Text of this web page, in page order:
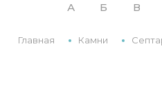
А Б В
Главная Камни